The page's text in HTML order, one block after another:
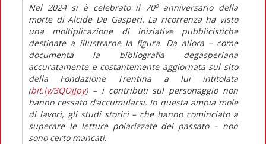
Nel 2024 si è celebrato il 70oanniversario della
morte di Alcide De Gasperi. La ricorrenza ha visto
una moltiplicazione di iniziative pubblicistiche
destinate a illustrarne la figura. Da allora – come
documenta la bibliografia degasperiana
accuratamente e costantemente aggiornata sul sito
della Fondazione Trentina a lui intitolata
(bit.ly/3QOjJpy) – i contributi sul personaggio non
hanno cessato d’accumularsi. In questa ampia mole
di lavori, gli studi storici – che hanno cominciato a
superare le letture polarizzate del passato – non
sono certo mancati.